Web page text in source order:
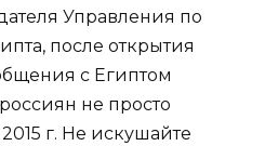
Управления по
после открытия
с Египтом
не просто
г. Не искушайте